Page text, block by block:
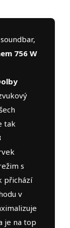
756 W
tak
s
přichází
v
je na top